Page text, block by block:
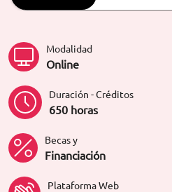
Modalidad
Online
Duración - Créditos
650 horas
Becas y
Financiación
Plataforma Web